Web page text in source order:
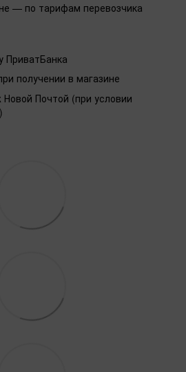
— по тарифам перевозчика
ПриватБанка
получении в магазине
Почтой (при условии